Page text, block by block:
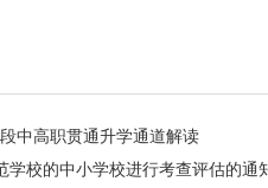
中高职贯通升学通道解读
校的中小学校进行考查评估的通